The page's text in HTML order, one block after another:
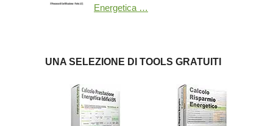
Energetica …
UNA SELEZIONE DI TOOLS GRATUITI